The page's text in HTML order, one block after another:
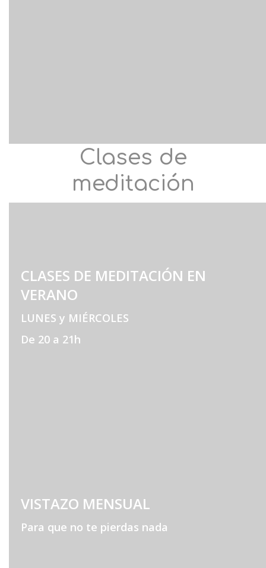
Clases de
meditación
CLASES DE MEDITACIÓN EN
VERANO
LUNES y MIÉRCOLES
De 20 a 21h
VISTAZO MENSUAL
Para que no te pierdas nada